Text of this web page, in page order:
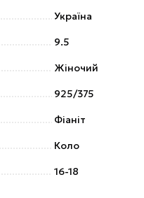
Україна
9.5
Жіночий
925/375
Фіаніт
Коло
16-18